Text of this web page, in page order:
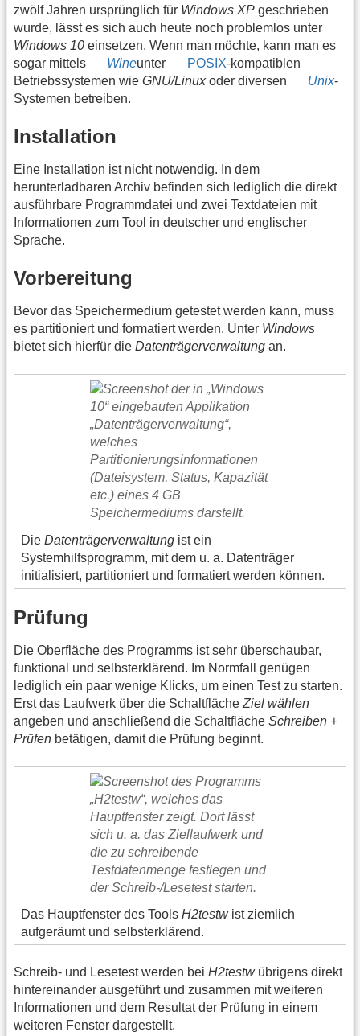
zwölf Jahren ursprünglich für Windows XP geschrieben
wurde, lässt es sich auch heute noch problemlos unter
Windows 10 einsetzen. Wenn man möchte, kann man es
sogar mittels
Wineunter POSIX-kompatiblen
Betriebssystemen wie GNU/Linuxoder diversen Unix-
Systemen betreiben.
Installation
Eine Installation ist nicht notwendig. In dem
herunterladbaren Archiv befinden sich lediglich die direkt
ausführbare Programmdatei und zwei Textdateien mit
Informationen zum Tool in deutscher und englischer
Sprache.
Vorbereitung
Bevor das Speichermedium getestet werden kann, muss
es partitioniert und formatiert werden. Unter Windows
bietet sich hierfür die Datenträgerverwaltung an.
Die Datenträgerverwaltung ist ein
Systemhilfsprogramm, mit dem u. a. Datenträger
initialisiert, partitioniert und formatiert werden können.
Prüfung
Die Oberfläche des Programms ist sehr überschaubar,
funktional und selbsterklärend. Im Normfall genügen
lediglich ein paar wenige Klicks, um einen Test zu starten.
Erst das Laufwerk über die Schaltfläche Ziel wählen
angeben und anschließend die Schaltfläche Schreiben +
Prüfen betätigen, damit die Prüfung beginnt.
Das Hauptfenster des Tools H2testwist ziemlich
aufgeräumt und selbsterklärend.
Schreib- und Lesetest werden bei H2testwübrigens direkt
hintereinander ausgeführt und zusammen mit weiteren
Informationen und dem Resultat der Prüfung in einem
weiteren Fenster dargestellt.